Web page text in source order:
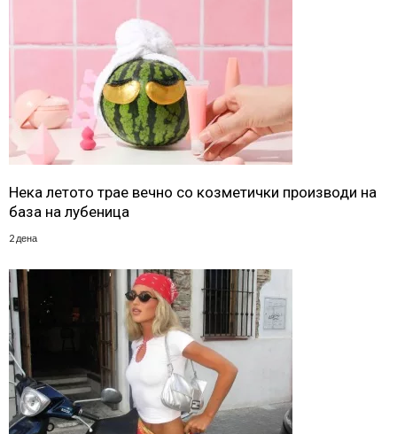
Нека летото трае вечно со козметички производи на
база на лубеница
2 дена